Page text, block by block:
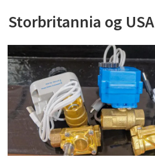
Storbritannia og USA